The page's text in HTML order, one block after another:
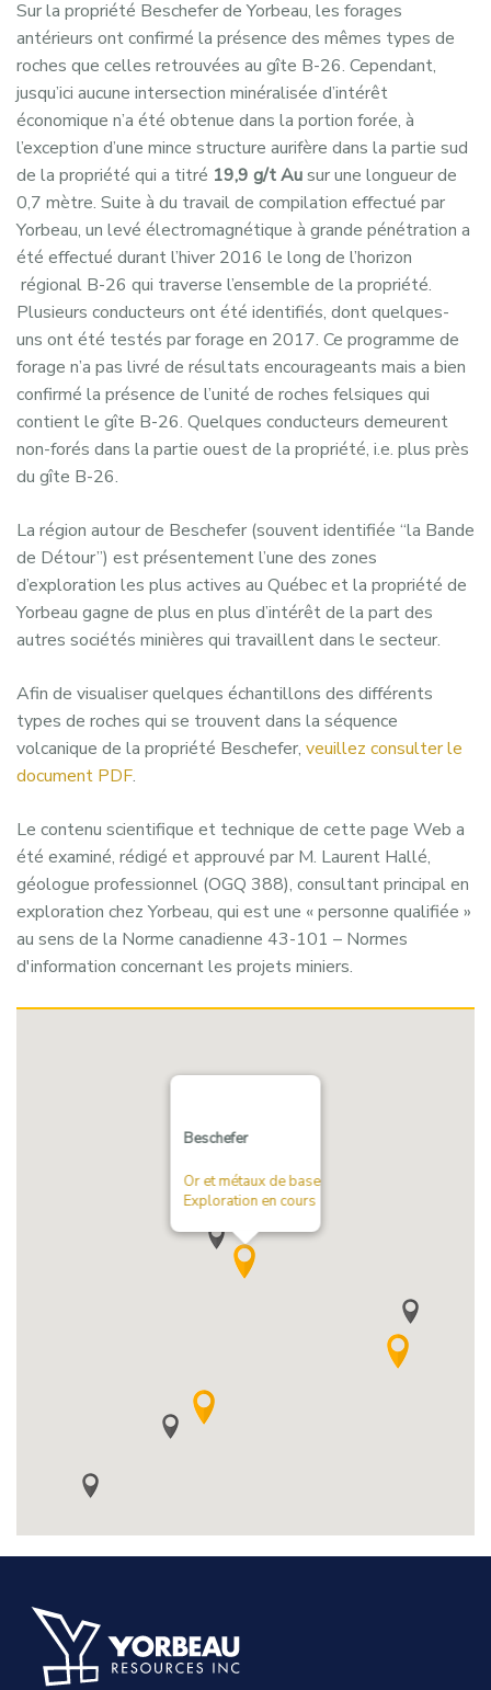
Sur la propriété Beschefer de Yorbeau, les forages
antérieurs ont confirmé la présence des mêmes types de
roches que celles retrouvées au gîte B-26. Cependant,
jusqu’ici aucune intersection minéralisée d’intérêt
économique n’a été obtenue dans la portion forée, à
l’exception d’une mince structure aurifère dans la partie sud
de la propriété qui a titré 19,9 g/t Ausurune longueur de
0,7 mètre. Suite à du travail de compilation effectué par
Yorbeau, un levé électromagnétique à grande pénétration a
été effectué durant l’hiver 2016 le long de l’horizon
régional B-26 qui traverse l’ensemble de la propriété.
Plusieurs conducteurs ont été identifiés, dont quelques-
uns ont été testés par forage en 2017. Ce programme de
forage n’a pas livré de résultats encourageants mais a bien
confirmé la présence de l’unité de roches felsiques qui
contient le gîte B-26. Quelques conducteurs demeurent
non-forés dans la partie ouest de la propriété, i.e. plus près
du gîte B-26.
La région autour de Beschefer (souvent identifiée “la Bande
de Détour”) est présentement l’une des zones
d’exploration les plus actives au Québec et la propriété de
Yorbeau gagne de plus en plus d’intérêt de la part des
autres sociétés minières qui travaillent dans le secteur.
Afin de visualiser quelques échantillons des différents
types de roches qui se trouvent dans la séquence
volcanique de la propriété Beschefer, veuillez consulter le
document PDF.
Le contenu scientifique et technique de cette page Web a
été examiné, rédigé et approuvé par M. Laurent Hallé,
géologue professionnel (OGQ 388), consultant principal en
exploration chez Yorbeau, qui est une « personne qualifiée »
au sens de la Norme canadienne 43-101 – Normes
d'information concernant les projets miniers.
Beschefer
Or et métaux de base
Exploration en cours